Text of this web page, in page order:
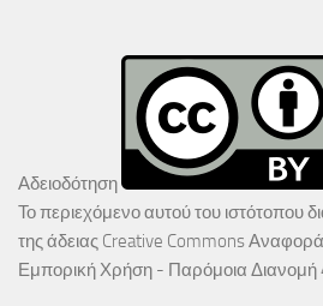
Αδειοδότηση
Το περιεχόμενο αυτού του ιστότοπου
της άδειας Creative Commons
Εμπορική Χρήση - Παρόμοια Διανομή